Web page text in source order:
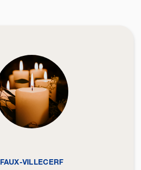
FAUX-VILLECERF